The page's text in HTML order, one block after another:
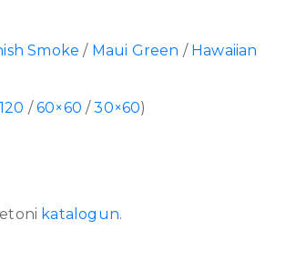
Smoke / Maui Green / Hawaiian
/60×60 /30×60)
katalogun.